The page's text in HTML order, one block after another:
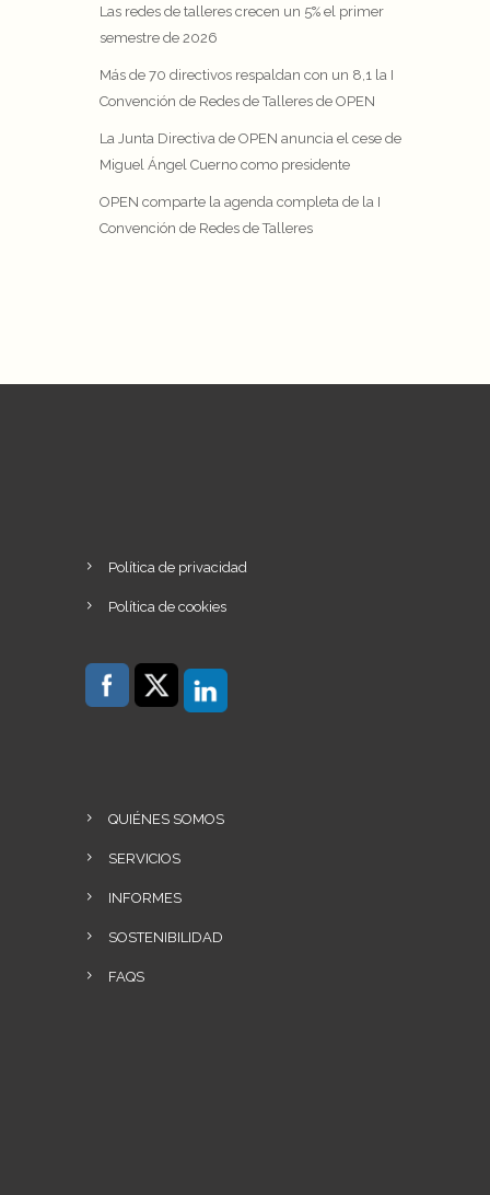
Las redes de talleres crecen un 5% el primer
semestre de 2026
Más de 70 directivos respaldan con un 8,1 la I
Convención de Redes de Talleres de OPEN
La Junta Directiva de OPEN anuncia el cese de
Miguel Ángel Cuerno como presidente
OPEN comparte la agenda completa de la I
Convención de Redes de Talleres
Política de privacidad
Política de cookies
QUIÉNES SOMOS
SERVICIOS
INFORMES
SOSTENIBILIDAD
FAQS